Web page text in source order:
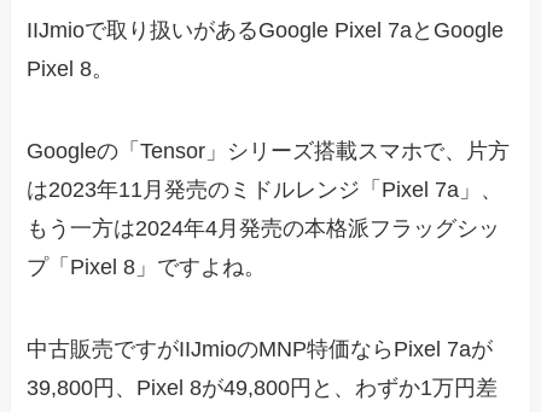
IIJmioで取り扱いがあるGoogle Pixel 7aとGoogle
Pixel 8。
Googleの「Tensor」シリーズ搭載スマホで、片方
は2023年11月発売のミドルレンジ「Pixel 7a」、
もう一方は2024年4月発売の本格派フラッグシッ
プ「Pixel 8」ですよね。
中古販売ですがIIJmioのMNP特価ならPixel 7aが
39,800円、Pixel 8が49,800円と、わずか1万円差